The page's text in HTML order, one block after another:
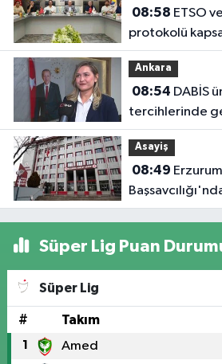
08:58
protokolü
kurulu toplandı
Ankara
08:54
tercihlerinde
rehberlik
Asayiş
08:49
Süper Lig Puan
Süper Lig
# Takım
1 Amed